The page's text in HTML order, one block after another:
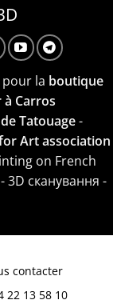
pour la boutique
Carros
Tatouage-
Art association
on French
3D сканування -
contacter
22 13 58 10